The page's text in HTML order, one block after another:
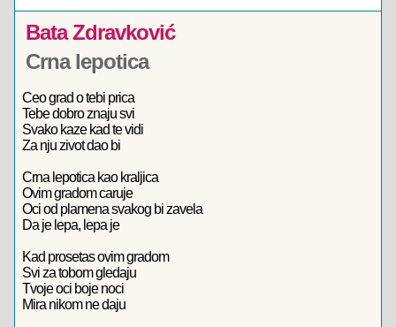
Bata Zdravković
Crna lepotica
Ceo grad o tebi prica
Tebe dobro znaju svi
Svako kaze kad te vidi
Za nju zivot dao bi
Crna lepotica kao kraljica
Ovim gradom caruje
Oci od plamena svakog bi zavela
Da je lepa, lepa je
Kad prosetas ovim gradom
Svi za tobom gledaju
Tvoje oci boje noci
Mira nikom ne daju